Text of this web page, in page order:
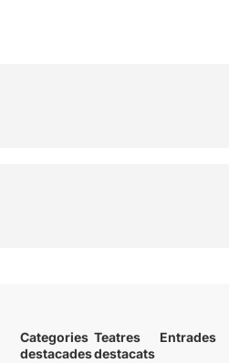
Categories
destacades
Teatres
destacats
Entrades